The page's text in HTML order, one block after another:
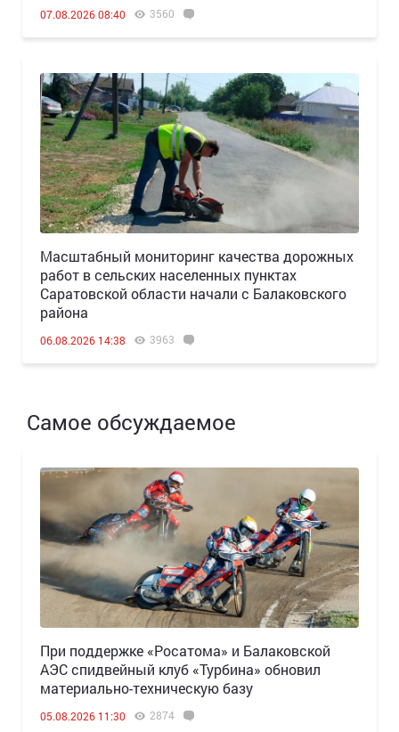
07.08.2026 08:40 3560
Масштабный мониторинг качества дорожных
работ в сельских населенных пунктах
Саратовской области начали с Балаковского
района
06.08.2026 14:38 3963
Самое обсуждаемое
При поддержке «Росатома» и Балаковской
АЭС спидвейный клуб «Турбина» обновил
материально-техническую базу
05.08.2026 11:30 2874